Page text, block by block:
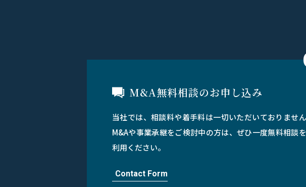
M&A無料相談のお申し込み
当社では、相談料や着手料は一切いただいておりません
M&Aや事業承継をご検討中の方は、ぜひ一度無料相談
利用ください。
Contact Form